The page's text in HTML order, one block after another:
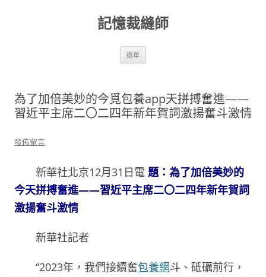
記憶裁縫師
選單
為了加倍美妙的今覓包養app天拼搏奮進——
習近平主席二〇二四年新年賀詞激揚奮斗激情
發佈留言
新華社北京12月31日電 題：為了加倍美妙的
今天拼搏奮進——習近平主席二〇二四年新年賀詞
激揚奮斗激情
新華社記者
“2023年，我們接續奮包養網斗、砥礪前行，